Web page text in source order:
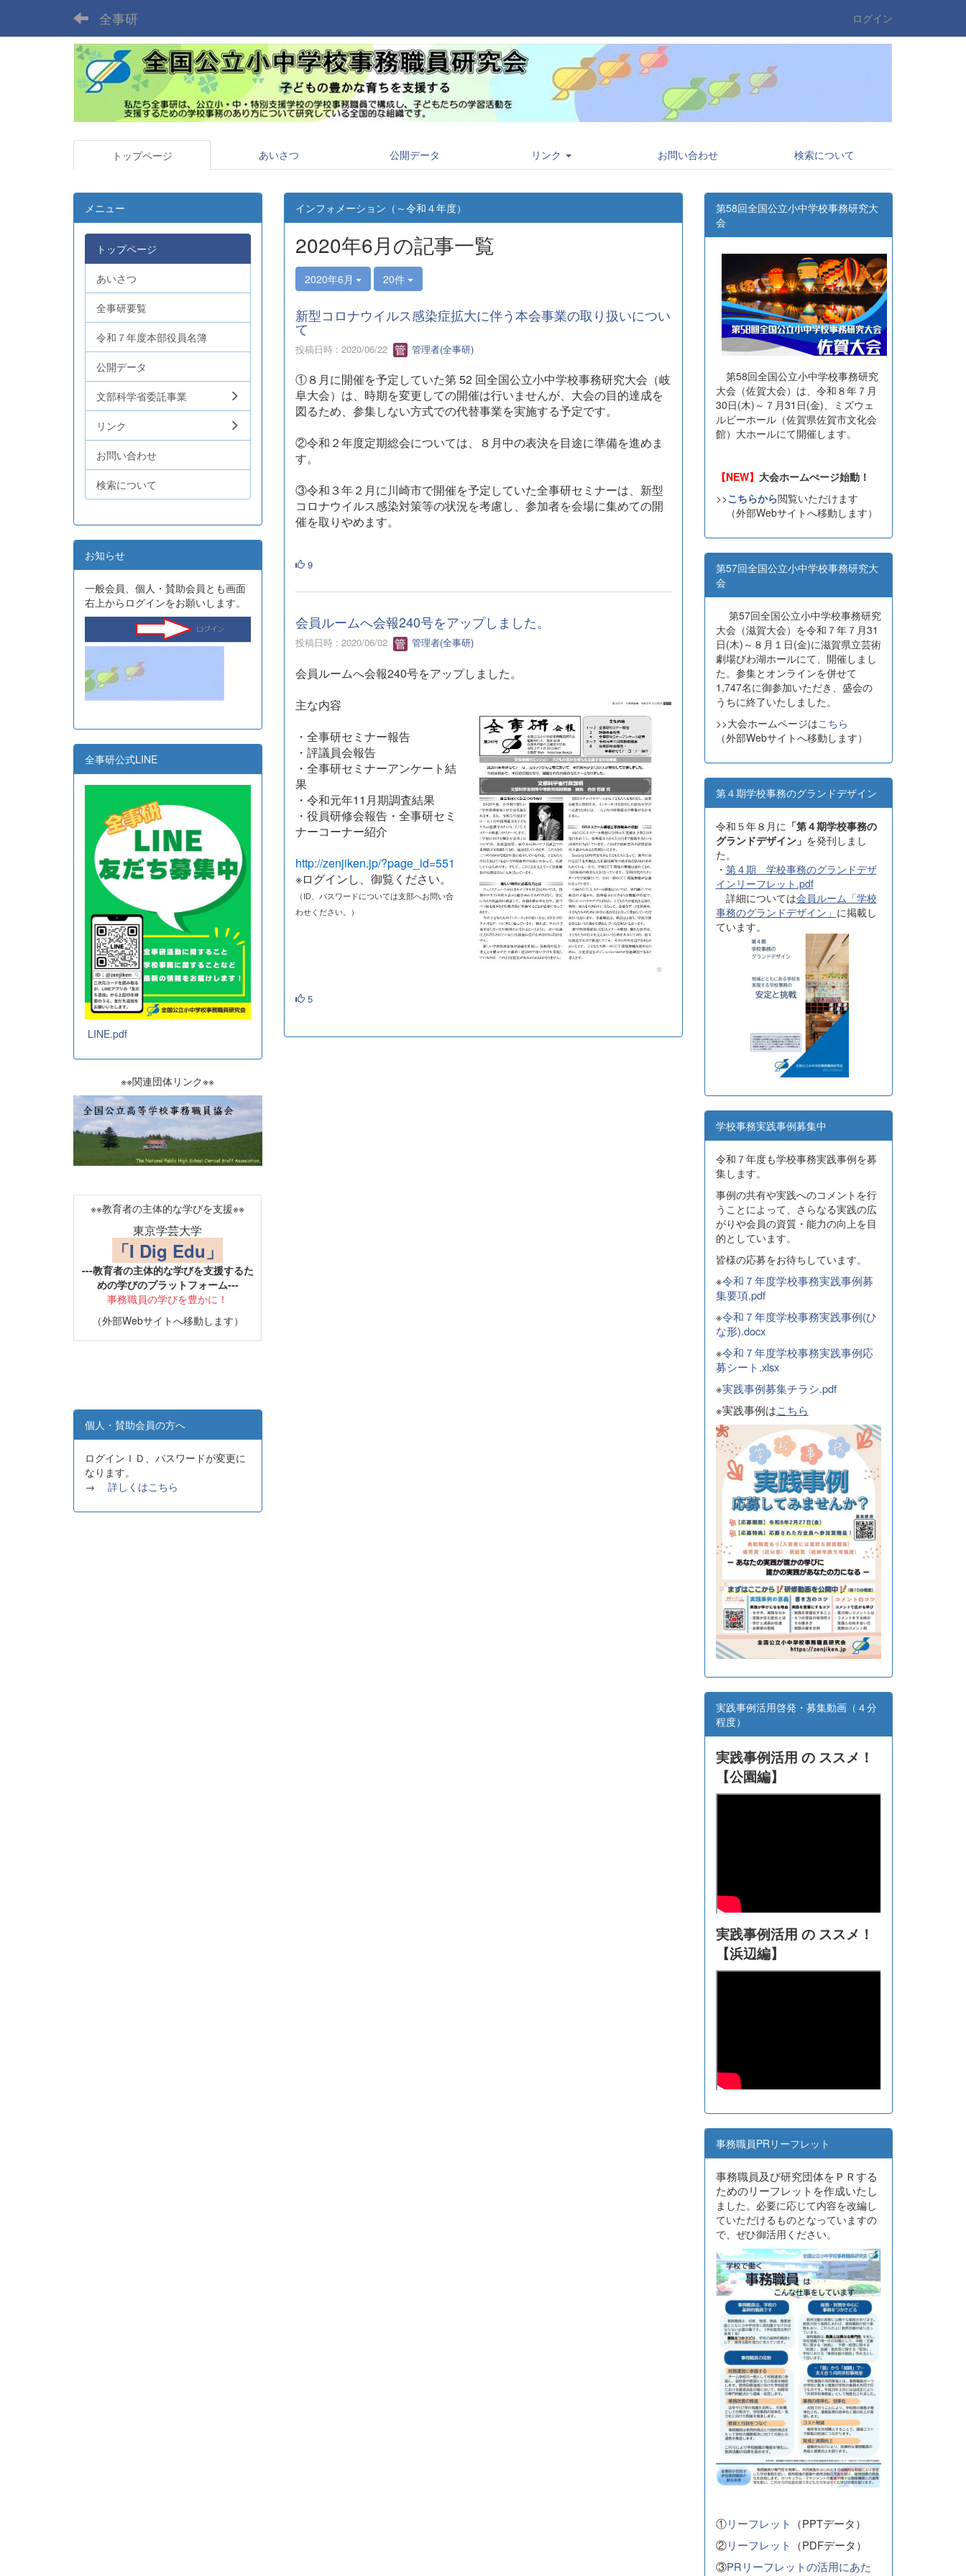
全事研 ログイン
トップページ あいさつ 公開データ リンク お問い合わせ 検索について
インフォメーション（～令和４年度）
2020年6月の記事一覧
2020年6月 20件
新型コロナウイルス感染症拡大に伴う本会事業の取り扱いについ
て
投稿日時 : 2020/06/22 管理者(全事研)
①８月に開催を予定していた第 52 回全国公立小中学校事務研究大会（岐
阜大会）は、時期を変更しての開催は行いませんが、大会の目的達成を
図るため、参集しない方式での代替事業を実施する予定です。
②令和２年度定期総会については、８月中の表決を目途に準備を進めま
す。
③令和３年２月に川崎市で開催を予定していた全事研セミナーは、新型
コロナウイルス感染対策等の状況を考慮し、参加者を会場に集めての開
催を取りやめます。
9
会員ルームへ会報240号をアップしました。
投稿日時 : 2020/06/02 管理者(全事研)
会員ルームへ会報240号をアップしました。
主な内容
・全事研セミナー報告
・評議員会報告
・全事研セミナーアンケート結
果
・令和元年11月期調査結果
・役員研修会報告・全事研セミ
ナーコーナー紹介
http://zenjiken.jp/?page_id=551
※ログインし、御覧ください。
（ID、パスワードについては支部へお問い合
わせください。）
5
メニュー
トップページ
あいさつ
全事研要覧
令和７年度本部役員名簿
公開データ
文部科学省委託事業
リンク
お問い合わせ
検索について
お知らせ
一般会員、個人・賛助会員とも画面
右上からログインをお願いします。
全事研公式LINE
LINE.pdf
※※関連団体リンク※※
※※教育者の主体的な学びを支援※※
東京学芸大学
「I Dig Edu」
---教育者の主体的な学びを支援するた
めの学びのプラットフォーム---
事務職員の学びを豊かに！
（外部Webサイトへ移動します）
個人・賛助会員の方へ
ログインＩＤ、パスワードが変更に
なります。
→ 詳しくはこちら
第58回全国公立小中学校事務研究大
会
第58回全国公立小中学校事務研究
大会（佐賀大会）は、令和８年７月
30日(木)～７月31日(金)、ミズウェ
ルビーホール（佐賀県佐賀市文化会
館）大ホールにて開催します。
【NEW】 大会ホームぺージ始動！
>>こちらから閲覧いただけます
（外部Webサイトへ移動します）
第57回全国公立小中学校事務研究大
会
第57回全国公立小中学校事務研究
大会（滋賀大会）を令和７年７月31
日(木)～８月１日(金)に滋賀県立芸術
劇場びわ湖ホールにて、開催しまし
た。参集とオンラインを併せて
1,747名に御参加いただき、盛会の
うちに終了いたしました。
>>大会ホームページはこちら
（外部Webサイトへ移動します）
第４期学校事務のグランドデザイン
令和５年８月に 「第４期学校事務の
グランドデザイン」 を発刊しまし
た。
・ 第４期 学校事務のグランドデザ
インリーフレット.pdf
詳細については会員ルーム「学校
事務のグランドデザイン」 に掲載し
ています。
学校事務実践事例募集中
令和７年度も学校事務実践事例を募
集します。
事例の共有や実践へのコメントを行
うことによって、さらなる実践の広
がりや会員の資質・能力の向上を目
的としています。
皆様の応募をお待ちしています。
※令和７年度学校事務実践事例募
集要項.pdf
※令和７年度学校事務実践事例(ひ
な形).docx
※令和７年度学校事務実践事例応
募シート.xlsx
※実践事例募集チラシ.pdf
※実践事例はこちら
実践事例活用啓発・募集動画（４分
程度）
実践事例活用 の ススメ！
【公園編】
実践事例活用 の ススメ！
【浜辺編】
事務職員PRリーフレット
事務職員及び研究団体をＰＲする
ためのリーフレットを作成いたし
ました。必要に応じて内容を改編し
ていただけるものとなっていますの
で、ぜひ御活用ください。
①リーフレット （PPTデータ）
②リーフレット （PDFデータ）
③PRリーフレットの活用にあた